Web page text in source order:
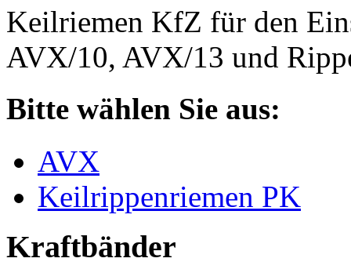
Keilriemen KfZ für den
AVX/10, AVX/13 und
Bitte wählen Sie aus:
AVX
Keilrippenriemen PK
Kraftbänder